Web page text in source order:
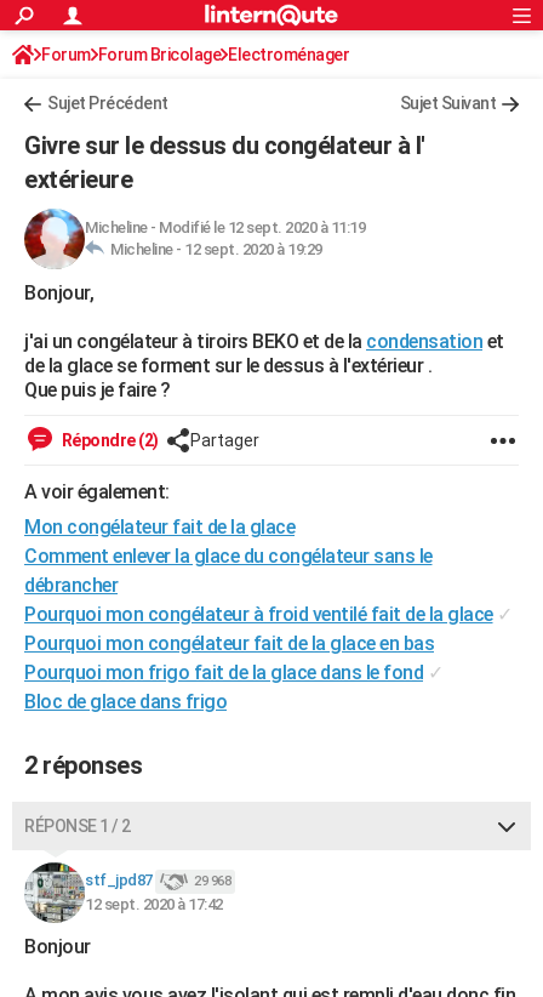
ACTUALITÉS
Politique
Société
Faits Divers
Education
Monde
Villes
+
Programme TV
Streaming
Cinéma
Sorties cinéma
Musique
FINANCE
Retraite
Impôts
Epargne
Immobilier
Risques naturels par ville
Banque
Assurance
Crédit
AUTO
Essais
Réserver un essai
Citadines
Berlines
SUV
Forum auto
HIGH-TECH
Forum
Aménagement intérieur
Extérieur
Cuisine
Salle de bains
Jardinage
Rangement
WEEK-END
LIFESTYLE
Alimentation
Guide de la santé
Maladies
Médicaments
Sommeil
VOYAGE
Destinations
City break
Voyage nature
Voyage de noces
Forum
Climat
+PHOTO
GUIDES D'ACHAT
BONS PLANS
Carte de Noël
Carte Bonne année
Carte Saint-Valentin
Carte Pâques
Carte d'anniversaire
DICTIONNAIRE
Dictionnaire
Biographies
Citations
Expressions
Proverbes
PROGRAMME TV
COPAINS D'AVANT
S'inscrire
Se connecter
Lycées
Collèges
Primaires
Universités
Entreprises
Service militaire
Avis de recherche
AVIS DE DÉCÈS
S'inscrire
Connexion
Forum Forum Bricolage Electroménager
Sujet Précédent Sujet Suivant
Givre sur le dessus du congélateur à l'
extérieure
Micheline- Modifié le 12 sept. 2020 à 11:19
Micheline - 12 sept. 2020 à 19:29
Bonjour,
j'ai un congélateur à tiroirs BEKO et de la condensation et
de la glace se forment sur le dessus à l'extérieur .
Que puis je faire ?
Répondre (2) Partager
A voir également:
Mon congélateur fait de la glace
Comment enlever la glace du congélateur sans le
débrancher
Pourquoi mon congélateur à froid ventilé fait de la glace ✓
Pourquoi mon congélateur fait de la glace en bas
Pourquoi mon frigo fait de la glace dans le fond ✓
Bloc de glace dans frigo
2 réponses
RÉPONSE 1 / 2
stf_jpd87 29 968
12 sept. 2020 à 17:42
Bonjour